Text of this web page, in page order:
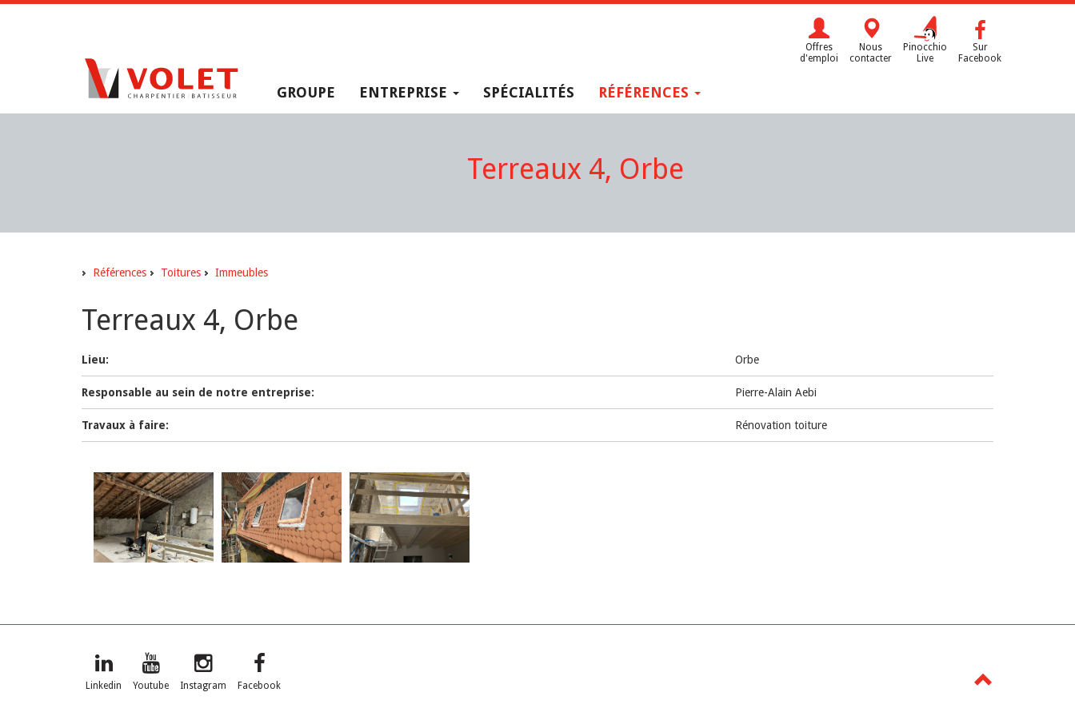
Offres
d'emploi
Nous
contacter
Pinocchio
Live
Sur
Facebook
GROUPE ENTREPRISE SPÉCIALITÉS RÉFÉRENCES
Terreaux 4, Orbe
Références Toitures Immeubles
Terreaux 4, Orbe
Lieu: Orbe
Responsable au sein de notre entreprise: Pierre-Alain Aebi
Travaux à faire: Rénovation toiture
Linkedin Youtube Instagram Facebook